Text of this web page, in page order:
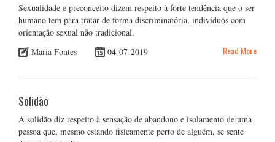
Sexualidade e preconceito dizem respeito à forte tendência que o ser
humano tem para tratar de forma discriminatória, indivíduos com
orientação sexual não tradicional.
Maria Fontes
04-07-2019 Read More
Solidão
A solidão diz respeito à sensação de abandono e isolamento de uma
pessoa que, mesmo estando fisicamente perto de alguém, se sente